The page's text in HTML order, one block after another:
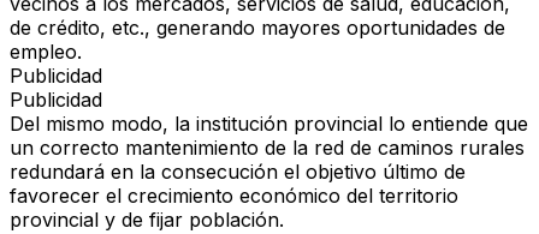
de crédito, etc., generando mayores oportunidades de
empleo.
Publicidad
Publicidad
Del mismo modo, la institución provincial lo entiende que
un correcto mantenimiento de la red de caminos rurales
redundará en la consecución el objetivo último de
favorecer el crecimiento económico del territorio
provincial y de fijar población.